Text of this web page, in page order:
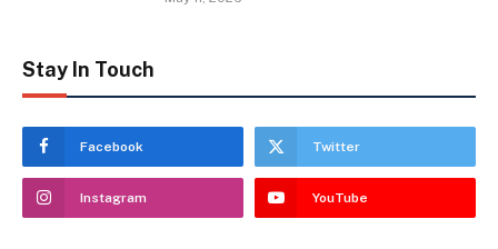
Stay In Touch
Facebook Twitter
Instagram YouTube